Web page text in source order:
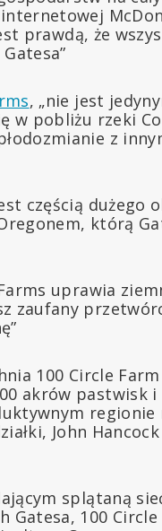
prawdą, że
, „nie jest
w pobliżu rzeki
z
częścią
którą
uprawia
zaufany
100 Circle
akrów pastwisk
John
splątaną
100